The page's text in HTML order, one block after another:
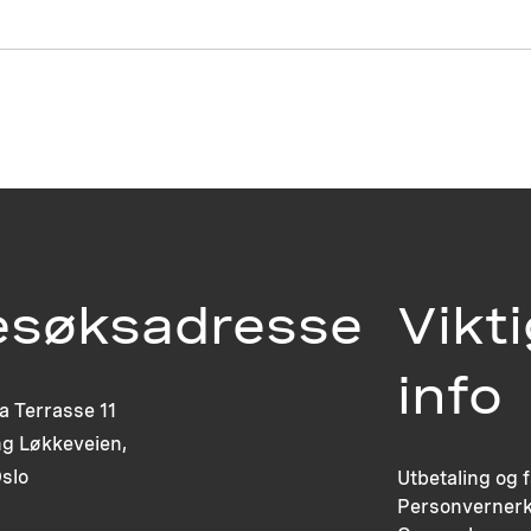
Terrasse 11
Løkkeveien,
info
Utbetaling og